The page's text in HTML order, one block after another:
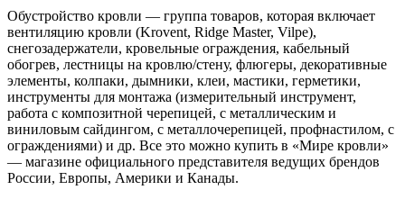
Обустройство кровли — группа товаров, которая включает
вентиляцию кровли (Krovent, Ridge Master, Vilpe),
снегозадержатели, кровельные ограждения, кабельный
обогрев, лестницы на кровлю/стену, флюгеры, декоративные
элементы, колпаки, дымники, клеи, мастики, герметики,
инструменты для монтажа (измерительный инструмент,
работа с композитной черепицей, с металлическим и
виниловым сайдингом, с металлочерепицей, профнастилом, с
ограждениями) и др. Все это можно купить в «Мире кровли»
— магазине официального представителя ведущих брендов
России, Европы, Америки и Канады.